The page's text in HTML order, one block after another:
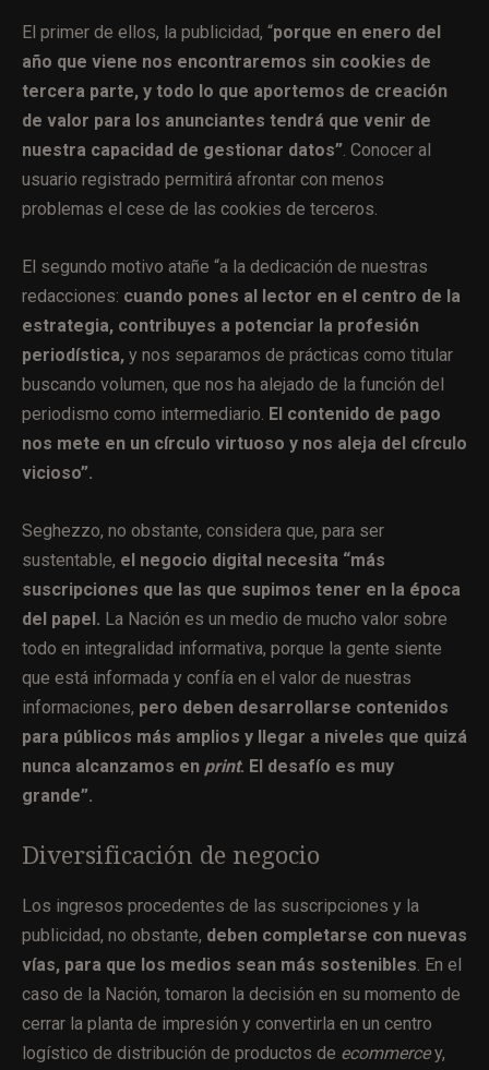
El primer de ellos, la publicidad, “porque en enero del
año que viene nos encontraremos sin cookies de
tercera parte, y todo lo que aportemos de creación
de valor para los anunciantes tendrá que venir de
nuestra capacidad de gestionar datos” . Conocer al
usuario registrado permitirá afrontar con menos
problemas el cese de las cookies de terceros.
El segundo motivo atañe “a la dedicación de nuestras
redacciones: cuando pones al lector en el centro de la
estrategia, contribuyes a potenciar la profesión
periodística, y nos separamos de prácticas como titular
buscando volumen, que nos ha alejado de la función del
periodismo como intermediario. El contenido de pago
nos mete en un círculo virtuoso y nos aleja del círculo
vicioso”.
Seghezzo, no obstante, considera que, para ser
sustentable, el negocio digital necesita “más
suscripciones que las que supimos tener en la época
del papel. La Nación es un medio de mucho valor sobre
todo en integralidad informativa, porque la gente siente
que está informada y confía en el valor de nuestras
informaciones, pero deben desarrollarse contenidos
para públicos más amplios y llegar a niveles que quizá
nunca alcanzamos en print. El desafío es muy
grande”.
Diversificación de negocio
Los ingresos procedentes de las suscripciones y la
publicidad, no obstante, deben completarse con nuevas
vías, para que los medios sean más sostenibles . En el
caso de la Nación, tomaron la decisión en su momento de
cerrar la planta de impresión y convertirla en un centro
logístico de distribución de productos de ecommercey,